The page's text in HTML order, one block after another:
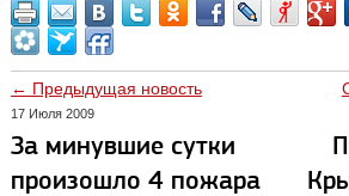
← Предыдущая новость
17 Июля 2009
За минувшие сутки
произошло 4 пожара